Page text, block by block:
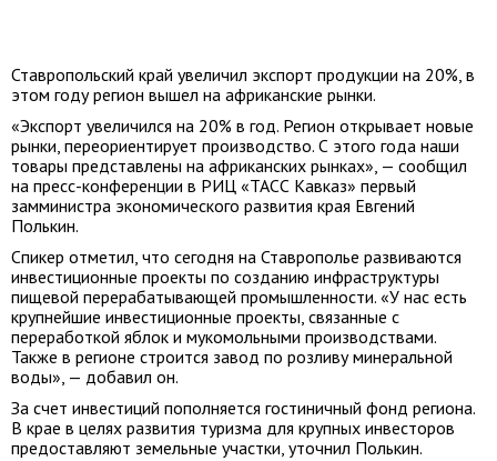
Ставропольский край увеличил экспорт продукции на 20%, в
этом году регион вышел на африканские рынки.
«Экспорт увеличился на 20% в год. Регион открывает новые
рынки, переориентирует производство. С этого года наши
товары представлены на африканских рынках», — сообщил
на пресс-конференции в РИЦ «ТАСС Кавказ» первый
замминистра экономического развития края Евгений
Полькин.
Спикер отметил, что сегодня на Ставрополье развиваются
инвестиционные проекты по созданию инфраструктуры
пищевой перерабатывающей промышленности. «У нас есть
крупнейшие инвестиционные проекты, связанные с
переработкой яблок и мукомольными производствами.
Также в регионе строится завод по розливу минеральной
воды», — добавил он.
За счет инвестиций пополняется гостиничный фонд региона.
В крае в целях развития туризма для крупных инвесторов
предоставляют земельные участки, уточнил Полькин.